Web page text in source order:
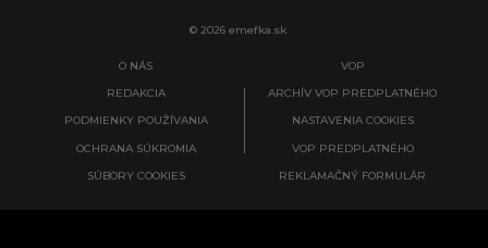
© 2026 emefka.sk
O NÁS
REDAKCIA
PODMIENKY POUŽÍVANIA
OCHRANA SÚKROMIA
SÚBORY COOKIES
VOP
ARCHÍV VOP PREDPLATNÉHO
NASTAVENIA COOKIES
VOP PREDPLATNÉHO
REKLAMAČNÝ FORMULÁR